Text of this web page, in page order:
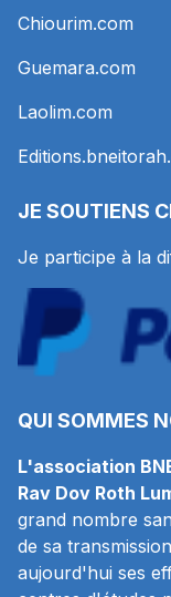
Chiourim.com
Guemara.com
Laolim.com
JE SOUTIENS
Je participe à la
QUI SOMMES
L'association
Rav Dov Roth
grand nombre
de sa
aujourd'hui ses